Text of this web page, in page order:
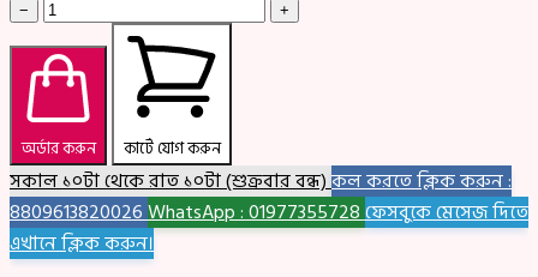
− +
অর্ডার করুন কার্টে যোগ করুন
সকাল ১০টা থেকে রাত ১০টা (শুক্রবার বন্ধ)কল করতে ক্লিক করুন :
8809613820026WhatsApp : 01977355728ফেসবুকে মেসেজ দিতে
এখানে ক্লিক করুন।